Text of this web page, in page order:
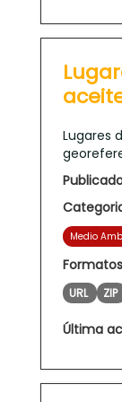
Lugares
Medio
URL ZIP
Última